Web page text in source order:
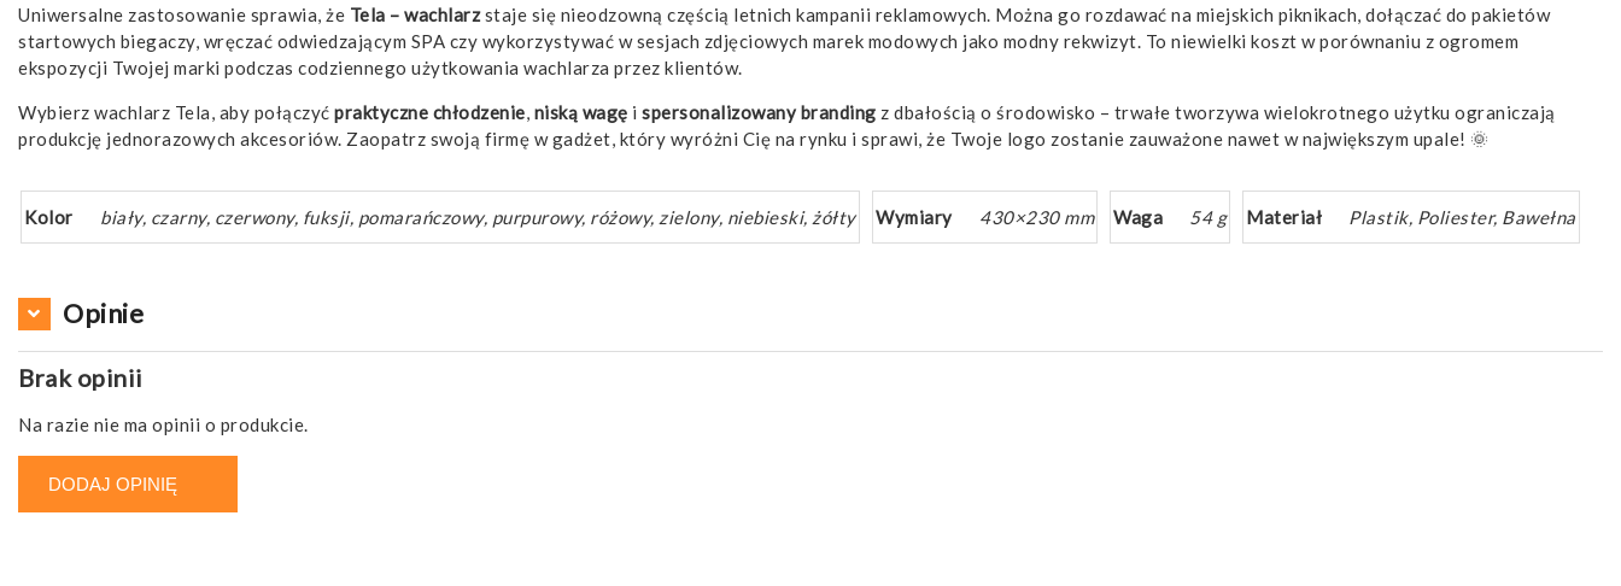
Uniwersalne zastosowanie sprawia, że Tela – wachlarzstaje się nieodzowną częścią letnich kampanii reklamowych. Można go rozdawać na miejskich piknikach, dołączać do pakietów
startowych biegaczy, wręczać odwiedzającym SPA czy wykorzystywać w sesjach zdjęciowych marek modowych jako modny rekwizyt. To niewielki koszt w porównaniu z ogromem
ekspozycji Twojej marki podczas codziennego użytkowania wachlarza przez klientów.
Wybierz wachlarz Tela, aby połączyć praktyczne chłodzenie, niską wagę i spersonalizowany branding z dbałością o środowisko – trwałe tworzywa wielokrotnego użytku ograniczają
produkcję jednorazowych akcesoriów. Zaopatrz swoją firmę w gadżet, który wyróżni Cię na rynku i sprawi, że Twoje logo zostanie zauważone nawet w największym upale! 🌞
Kolor biały, czarny, czerwony, fuksji, pomarańczowy, purpurowy, różowy, zielony, niebieski, żółty Wymiary 430×230 mm Waga 54 g Materiał Plastik, Poliester, Bawełna
Opinie
Brak opinii
Na razie nie ma opinii o produkcie.
DODAJ OPINIĘ